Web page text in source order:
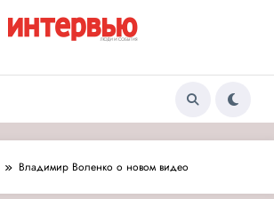
Журнал «Интервью:
Люди и события»
Люди и события
Владимир Воленко о новом видео